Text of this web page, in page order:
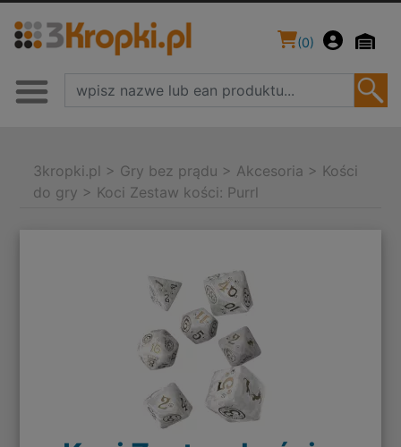
(0)
3kropki.pl > Gry bez prądu > Akcesoria > Kości
do gry > Koci Zestaw kości: Purrl